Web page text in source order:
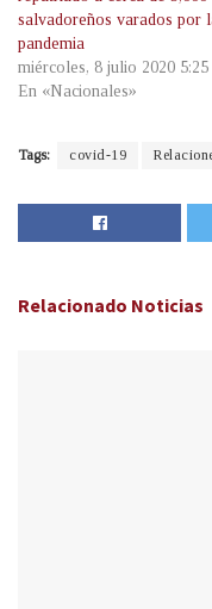
salvadoreños varados por
pandemia
miércoles, 8 julio 2020
En «Nacionales»
Tags: covid-19
Relacionado Noticias